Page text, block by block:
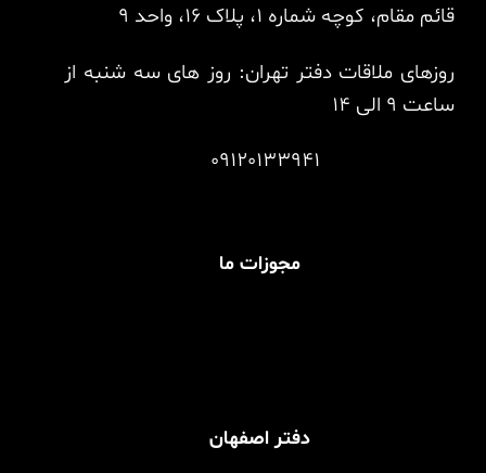
قائم مقام، کوچه شماره 1، پلاک 16، واحد 9
روزهای ملاقات دفتر تهران: روز های سه شنبه از
ساعت 9 الی 14
09120133941
مجوزات ما
دفتر اصفهان